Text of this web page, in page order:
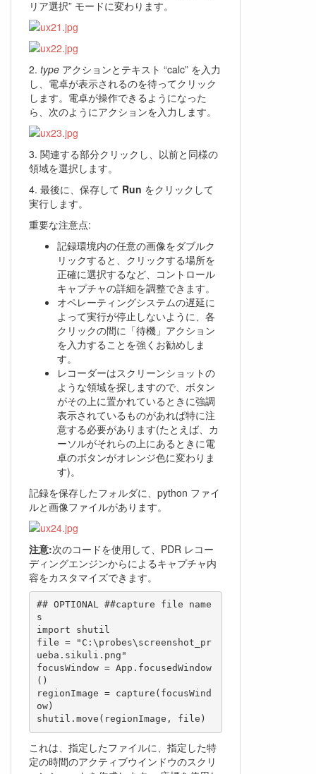
リア選択” モードに変わります。
2. type アクションとテキスト “calc” を入力
し、電卓が表示されるのを待ってクリック
します。電卓が操作できるようになった
ら、次のようにアクションを入力します。
3. 関連する部分クリックし、以前と同様の
領域を選択します。
4. 最後に、保存して Run をクリックして
実行します。
重要な注意点:
記録環境内の任意の画像をダブルク
リックすると、クリックする場所を
正確に選択するなど、コントロール
キャプチャの詳細を調整できます。
オペレーティングシステムの遅延に
よって実行が停止しないように、各
クリックの間に「待機」アクション
を入力することを強くお勧めしま
す。
レコーダーはスクリーンショットの
ような領域を探しますので、ボタン
がその上に置かれているときに強調
表示されているものがあれば特に注
意する必要があります(たとえば、カ
ーソルがそれらの上にあるときに電
卓のボタンがオレンジ色に変わりま
す)。
記録を保存したフォルダに、python ファイ
ルと画像ファイルがあります。
注意:次のコードを使用して、PDR レコー
ディングエンジンからによるキャプチャ内
容をカスタマイズできます。
## OPTIONAL ##capture file name
s
import shutil
file = "C:\probes\screenshot_pr
ueba.sikuli.png"
focusWindow = App.focusedWindow
()
regionImage = capture(focusWind
ow)
shutil.move(regionImage, file)
これは、指定したファイルに、指定した特
定の時間のアクティブウインドウのスクリ